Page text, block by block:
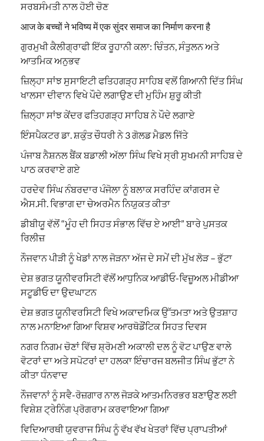
ਸਰਬਸੰਮਤੀ ਨਾਲ ਹੋਈ ਚੋਣ
आज के बच्चों ने भविष्य में एक सुंदर समाज का निर्माण करना है
ਗੁਰਮੁਖੀ ਕੈਲੀਗ੍ਰਾਫੀ ਇੱਕ ਰੂਹਾਨੀ ਕਲਾ: ਚਿੰਤਨ, ਸੰਤੁਲਨ ਅਤੇ
ਆਤਮਿਕ ਅਨੁਭਵ
ਜ਼ਿਲ੍ਹਾ ਸਾਂਝ ਸੁਸਾਇਟੀ ਫਤਿਹਗੜ੍ਹ ਸਾਹਿਬ ਵਲੋਂ ਗਿਆਨੀ ਦਿੱਤ ਸਿੰਘ
ਖਾਲਸਾ ਦੀਵਾਨ ਵਿਖੇ ਪੌਦੇ ਲਗਾਉਣ ਦੀ ਮੁਹਿੰਮ ਸ਼ੁਰੂ ਕੀਤੀ
ਜ਼ਿਲ੍ਹਾ ਸਾਂਝ ਕੇਂਦਰ ਫਤਿਹਗੜ੍ਹ ਸਾਹਿਬ ਨੇ ਪੌਦੇ ਲਗਾਏ
ਇੰਸਪੈਕਟਰ ਡਾ. ਸ਼ਕੁੰਤ ਚੌਧਰੀ ਨੇ 3 ਗੋਲਡ ਮੈਡਲ ਜਿੱਤੇ
ਪੰਜਾਬ ਨੈਸ਼ਨਲ ਬੈਂਕ ਬਡਾਲੀ ਅੱਲਾ ਸਿੰਘ ਵਿਖੇ ਸ੍ਰੀ ਸੁਖਮਨੀ ਸਾਹਿਬ ਦੇ
ਪਾਠ ਕਰਵਾਏ ਗਏ
ਹਰਦੇਵ ਸਿੰਘ ਨੰਬਰਦਾਰ ਪੰਜੋਲਾ ਨੂੰ ਬਲਾਕ ਸਰਹਿੰਦ ਕਾਂਗਰਸ ਦੇ
ਐਸ.ਸੀ. ਵਿਭਾਗ ਦਾ ਚੇਅਰਮੈਨ ਨਿਯੁਕਤ ਕੀਤਾ
ਡੀਬੀਯੂ ਵੱਲੋਂ “ਮੂੰਹ ਦੀ ਸਿਹਤ ਸੰਭਾਲ ਵਿੱਚ ਏ ਆਈ” ਬਾਰੇ ਪੁਸਤਕ
ਰਿਲੀਜ਼
ਨੌਜਵਾਨ ਪੀੜੀ ਨੂੰ ਖੇਡਾਂ ਨਾਲ ਜੋੜਨਾ ਅੱਜ ਦੇ ਸਮੇਂ ਦੀ ਮੁੱਖ ਲੋੜ – ਭੁੱਟਾ
ਦੇਸ਼ ਭਗਤ ਯੂਨੀਵਰਸਿਟੀ ਵੱਲੋਂ ਆਧੁਨਿਕ ਆਡੀਓ-ਵਿਜ਼ੂਅਲ ਮੀਡੀਆ
ਸਟੂਡੀਓ ਦਾ ਉਦਘਾਟਨ
ਦੇਸ਼ ਭਗਤ ਯੂਨੀਵਰਸਿਟੀ ਵਿਖੇ ਅਕਾਦਮਿਕ ਉੱਤਮਤਾ ਅਤੇ ਉਤਸ਼ਾਹ
ਨਾਲ ਮਨਾਇਆ ਗਿਆ ਵਿਸ਼ਵ ਆਰਥੋਡੌਂਟਿਕ ਸਿਹਤ ਦਿਵਸ
ਨਗਰ ਨਿਗਮ ਚੋਣਾਂ ਵਿੱਚ ਸ਼੍ਰੋਮਣੀ ਅਕਾਲੀ ਦਲ ਨੂੰ ਵੋਟ ਪਾਉਣ ਵਾਲੇ
ਵੋਟਰਾਂ ਦਾ ਅਤੇ ਸਪੋਟਰਾਂ ਦਾ ਹਲਕਾ ਇੰਚਾਰਜ ਬਲਜੀਤ ਸਿੰਘ ਭੁੱਟਾ ਨੇ
ਕੀਤਾ ਧੰਨਵਾਦ
ਨੌਜਵਾਨਾਂ ਨੂੰ ਸਵੈ-ਰੋਜ਼ਗਾਰ ਨਾਲ ਜੋੜਕੇ ਆਤਮਨਿਰਭਰ ਬਣਾਉਣ ਲਈ
ਵਿਸ਼ੇਸ਼ ਟ੍ਰੇਨਿੰਗ ਪ੍ਰੋਗਰਾਮ ਕਰਵਾਇਆ ਗਿਆ
ਵਿਦਿਆਰਥੀ ਯੁਵਰਾਜ ਸਿੰਘ ਨੂੰ ਵੱਖ ਵੱਖ ਖੇਤਰਾਂ ਵਿੱਚ ਪ੍ਰਾਪਤੀਆਂ